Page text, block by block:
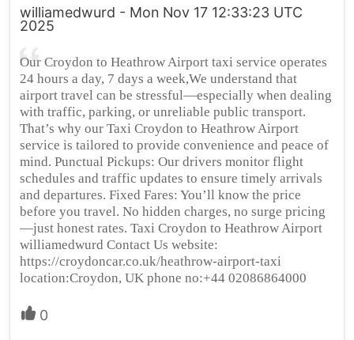
williamedwurd - Mon Nov 17 12:33:23 UTC
2025
Our Croydon to Heathrow Airport taxi service operates
24 hours a day, 7 days a week,We understand that
airport travel can be stressful—especially when dealing
with traffic, parking, or unreliable public transport.
That’s why our Taxi Croydon to Heathrow Airport
service is tailored to provide convenience and peace of
mind. Punctual Pickups: Our drivers monitor flight
schedules and traffic updates to ensure timely arrivals
and departures. Fixed Fares: You’ll know the price
before you travel. No hidden charges, no surge pricing
—just honest rates. Taxi Croydon to Heathrow Airport
williamedwurd Contact Us website:
https://croydoncar.co.uk/heathrow-airport-taxi
location:Croydon, UK phone no:+44 02086864000
0